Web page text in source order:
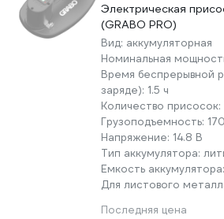
Электрическая
(GRABO PRO)
Вид: аккумуляторная
Номинальная
Время беспрерывной
заряде): 1.5 ч
Количество присосок:
Грузоподъемность:
Напряжение: 14.8 В
Тип аккумулятора:
Емкость аккумулятора:
Для листового
Последняя цена